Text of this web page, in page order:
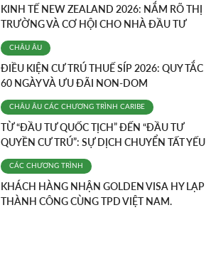
KINH TẾ NEW ZEALAND 2026: NẮM RÕ THỊ
TRƯỜNG VÀ CƠ HỘI CHO NHÀ ĐẦU TƯ
CHÂU ÂU
ĐIỀU KIỆN CƯ TRÚ THUẾ SÍP 2026: QUY TẮC
60 NGÀY VÀ ƯU ĐÃI NON-DOM
CHÂU ÂU CÁC CHƯƠNG TRÌNH CARIBE
TỪ “ĐẦU TƯ QUỐC TỊCH” ĐẾN “ĐẦU TƯ
QUYỀN CƯ TRÚ”: SỰ DỊCH CHUYỂN TẤT YẾU
CÁC CHƯƠNG TRÌNH
KHÁCH HÀNG NHẬN GOLDEN VISA HY LẠP
THÀNH CÔNG CÙNG TPD VIỆT NAM.